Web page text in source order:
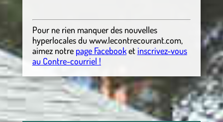
Pour ne rien manquer des nouvelles
hyperlocalesdu www.lecontrecourant.com,
aimez notre page Facebooket inscrivez-vous
au Contre-courriel !